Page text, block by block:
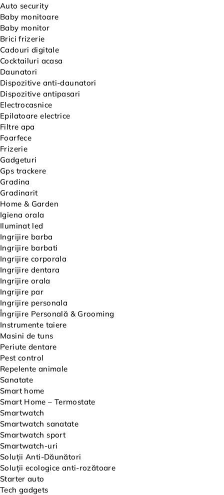
Auto security
Baby monitoare
Baby monitor
Brici frizerie
Cadouri digitale
Cocktailuri acasa
Daunatori
Dispozitive anti-daunatori
Dispozitive antipasari
Electrocasnice
Epilatoare electrice
Filtre apa
Foarfece
Frizerie
Gadgeturi
Gps trackere
Gradina
Gradinarit
Home & Garden
Igiena orala
Iluminat led
Ingrijire barba
Ingrijire barbati
Ingrijire corporala
Ingrijire dentara
Ingrijire orala
Ingrijire par
Ingrijire personala
Îngrijire Personală & Grooming
Instrumente taiere
Masini de tuns
Periute dentare
Pest control
Repelente animale
Sanatate
Smart home
Smart Home – Termostate
Smartwatch
Smartwatch sanatate
Smartwatch sport
Smartwatch-uri
Soluții Anti-Dăunători
Soluții ecologice anti-rozătoare
Starter auto
Tech gadgets